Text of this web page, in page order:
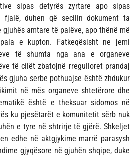
sipas detyrës zyrtare apo sipas
fjalë, duhen që secilin dokument ta
amtare të palëve, apo thënë më
e kupton. Fatkeqësisht ne jemi
të shumta nga ana e organeve
të cilët zbatojnë rregulloret prandaj
gjuha serbe pothuajse është zhdukur
në mës organeve shtetërore dhe
është e theksuar sidomos në
ku pjesëtarët e komunitetit sërb nuk
e tyre në shtrirje të gjërë. Shkeljet
edhe në aktgjykime marrë parasysh
gjyqësore në gjuhën shqipe, duke